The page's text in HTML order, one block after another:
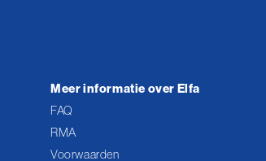
Meer informatie over Elfa
FAQ
RMA
Voorwaarden